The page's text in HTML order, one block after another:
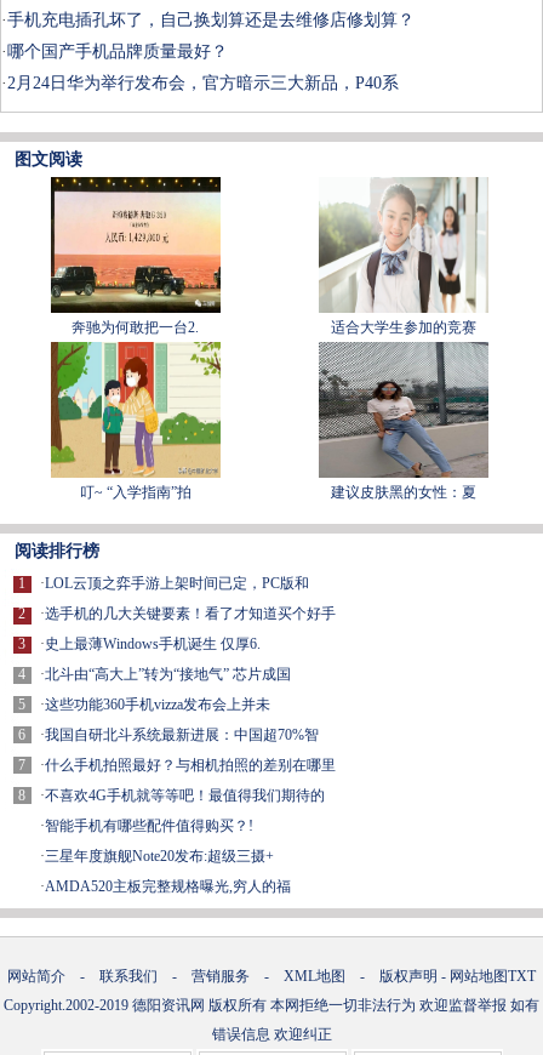
·手机充电插孔坏了，自己换划算还是去维修店修划算？
·哪个国产手机品牌质量最好？
·2月24日华为举行发布会，官方暗示三大新品，P40系
图文阅读
奔驰为何敢把一台2. 适合大学生参加的竞赛
叮~ “入学指南”拍 建议皮肤黑的女性：夏
阅读排行榜
1
2
3
4
5
6
7
8
·LOL云顶之弈手游上架时间已定，PC版和
·选手机的几大关键要素！看了才知道买个好手
·史上最薄Windows手机诞生 仅厚6.
·北斗由“高大上”转为“接地气” 芯片成国
·这些功能360手机vizza发布会上并未
·我国自研北斗系统最新进展：中国超70%智
·什么手机拍照最好？与相机拍照的差别在哪里
·不喜欢4G手机就等等吧！最值得我们期待的
·智能手机有哪些配件值得购买？!
·三星年度旗舰Note20发布:超级三摄+
·AMDA520主板完整规格曝光,穷人的福
网站简介 - 联系我们 - 营销服务 - XML地图 - 版权声明 - 网站地图TXT
Copyright.2002-2019 德阳资讯网 版权所有 本网拒绝一切非法行为 欢迎监督举报 如有
错误信息 欢迎纠正